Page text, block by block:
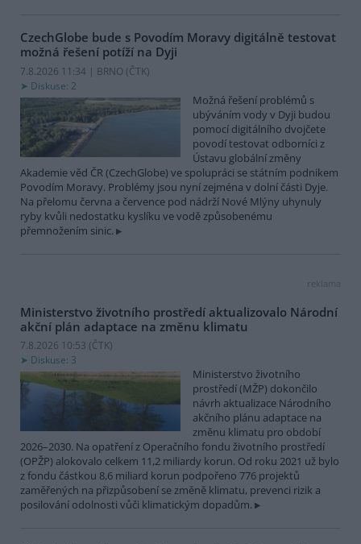
CzechGlobe bude s Povodím Moravy digitálně testovat
možná řešení potíží na Dyji
7.8.2026 11:34 | BRNO (ČTK)
Diskuse: 2
Možná řešení problémů s
ubýváním vody v Dyji budou
pomocí digitálního dvojčete
povodí testovat odborníci z
Ústavu globální změny
Akademie věd ČR (CzechGlobe) ve spolupráci se státním podnikem
Povodím Moravy. Problémy jsou nyní zejména v dolní části Dyje.
Na přelomu června a července pod nádrží Nové Mlýny uhynuly
ryby kvůli nedostatku kyslíku ve vodě způsobenému
přemnožením sinic.
reklama
Ministerstvo životního prostředí aktualizovalo Národní
akční plán adaptace na změnu klimatu
7.8.2026 10:53 (ČTK)
Diskuse: 3
Ministerstvo životního
prostředí (MŽP) dokončilo
návrh aktualizace Národního
akčního plánu adaptace na
změnu klimatu pro období
2026–2030. Na opatření z Operačního fondu životního prostředí
(OPŽP) alokovalo celkem 11,2 miliardy korun. Od roku 2021 už bylo
z fondu částkou 8,6 miliard korun podpořeno 776 projektů
zaměřených na přizpůsobení se změně klimatu, prevenci rizik a
posilování odolnosti vůči klimatickým dopadům.